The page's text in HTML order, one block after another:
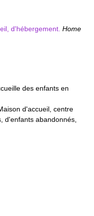
d'hébergement. Home
des enfants en
d'accueil, centre
d'enfants abandonnés,